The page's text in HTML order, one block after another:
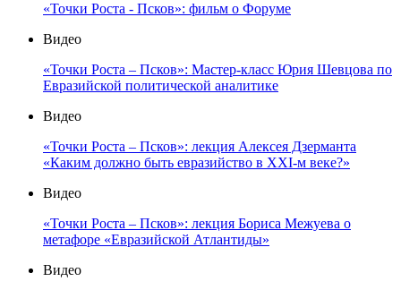
«Точки Роста - Псков»: фильм о Форуме
Видео
«Точки Роста – Псков»: Мастер-класс Юрия Шевцова по
Евразийской политической аналитике
Видео
«Точки Роста – Псков»: лекция Алексея Дзерманта
«Каким должно быть евразийство в XXI-м веке?»
Видео
«Точки Роста – Псков»: лекция Бориса Межуева о
метафоре «Евразийской Атлантиды»
Видео